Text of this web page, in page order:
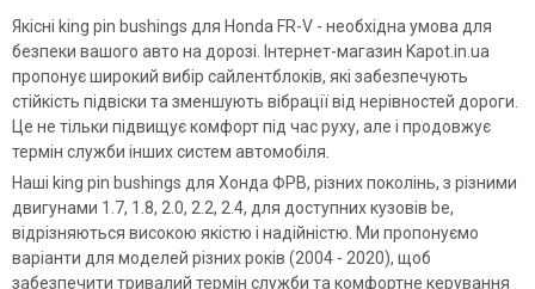
Якісні king pin bushings для Honda FR-V - необхідна умова для
безпеки вашого авто на дорозі. Інтернет-магазин Kapot.in.ua
пропонує широкий вибір сайлентблоків, які забезпечують
стійкість підвіски та зменшують вібрації від нерівностей дороги.
Це не тільки підвищує комфорт під час руху, але і продовжує
термін служби інших систем автомобіля.
Наші king pin bushings для Хонда ФРВ, різних поколінь, з різними
двигунами 1.7, 1.8, 2.0, 2.2, 2.4, для доступних кузовів be,
відрізняються високою якістю і надійністю. Ми пропонуємо
варіанти для моделей різних років (2004 - 2020), щоб
забезпечити тривалий термін служби та комфортне керування